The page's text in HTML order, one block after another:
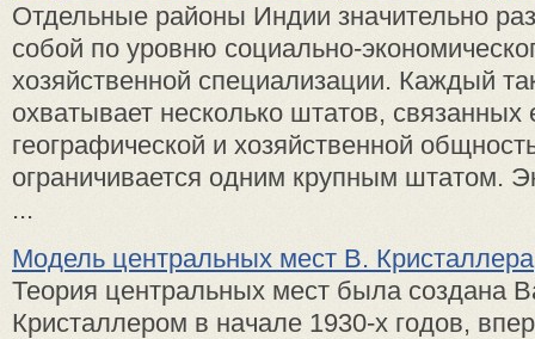
Отдельные районы Индии значительно
собой по уровню социально-
хозяйственной специализации. Каждый
охватывает несколько штатов, связанных
географической и хозяйственной
ограничивается одним крупным штатом.
...
Модель центральных мест В. Кристаллера
Теория центральных мест была создана
Кристаллером в начале 1930-х годов,